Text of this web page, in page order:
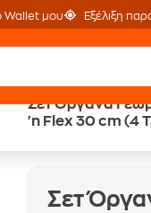
Wallet μου Εξέλιξη
Σετ Όργανα
'n Flex 30 cm (4
(4 Τεμάχια)
Σετ